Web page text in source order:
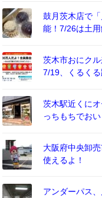
鼓月茨木店で
能！7/26は土
茨木市おにク
7/19、くるく
茨木駅近くに
っちもちでおい
大阪府中央卸
使えるよ！
アンダーパス